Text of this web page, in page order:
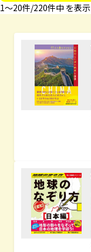
1〜20件/220件中 を表示